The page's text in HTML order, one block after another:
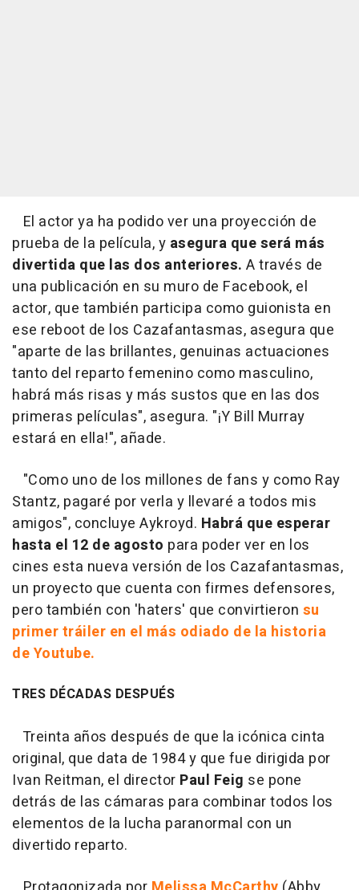
El actor ya ha podido ver una proyección de
prueba de la película, y asegura que será más
divertida que las dos anteriores. A través de
una publicación en su muro de Facebook, el
actor, que también participa como guionista en
ese reboot de los Cazafantasmas, asegura que
"aparte de las brillantes, genuinas actuaciones
tanto del reparto femenino como masculino,
habrá más risas y más sustos que en las dos
primeras películas", asegura. "¡Y Bill Murray
estará en ella!", añade.
"Como uno de los millones de fans y como Ray
Stantz, pagaré por verla y llevaré a todos mis
amigos", concluye Aykroyd. Habrá que esperar
hasta el 12 de agosto para poder ver en los
cines esta nueva versión de los Cazafantasmas,
un proyecto que cuenta con firmes defensores,
pero también con 'haters' que convirtieron su
primer tráiler en el más odiado de la historia
de Youtube.
TRES DÉCADAS DESPUÉS
Treinta años después de que la icónica cinta
original, que data de 1984 y que fue dirigida por
Ivan Reitman, el director Paul Feig se pone
detrás de las cámaras para combinar todos los
elementos de la lucha paranormal con un
divertido reparto.